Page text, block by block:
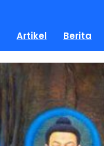
Artikel Berita